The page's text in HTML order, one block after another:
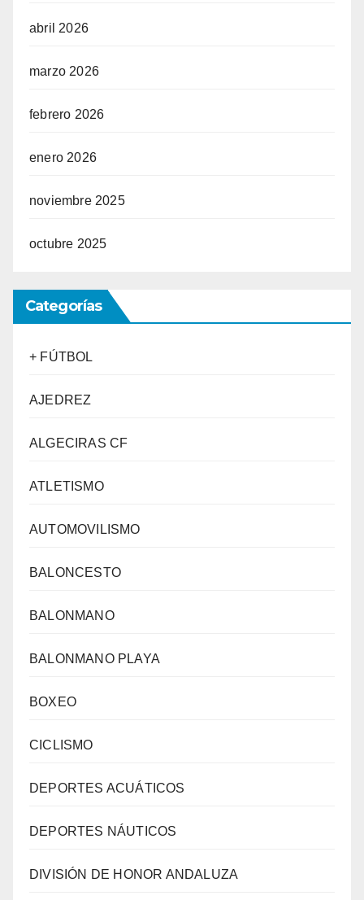
abril 2026
marzo 2026
febrero 2026
enero 2026
noviembre 2025
octubre 2025
Categorías
+ FÚTBOL
AJEDREZ
ALGECIRAS CF
ATLETISMO
AUTOMOVILISMO
BALONCESTO
BALONMANO
BALONMANO PLAYA
BOXEO
CICLISMO
DEPORTES ACUÁTICOS
DEPORTES NÁUTICOS
DIVISIÓN DE HONOR ANDALUZA